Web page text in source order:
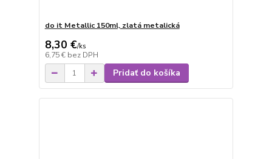
do it Metallic 150ml, zlatá metalická
8,30 €/ks
6,75 € bez DPH
Pridať do košíka